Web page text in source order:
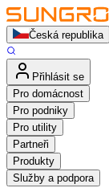
Česká republika
Přihlásit se
Pro domácnost
Pro podniky
Pro utility
Partneři
Produkty
Služby a podpora